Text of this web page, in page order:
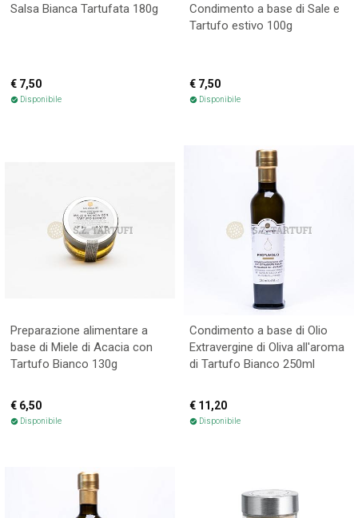
Salsa Bianca Tartufata 180g
€ 7,50
check_circle Disponibile
Condimento a base di Sale e
Tartufo estivo 100g
€ 7,50
check_circle Disponibile
Preparazione alimentare a
base di Miele di Acacia con
Tartufo Bianco 130g
€ 6,50
check_circle Disponibile
Condimento a base di Olio
Extravergine di Oliva all'aroma
di Tartufo Bianco 250ml
€ 11,20
check_circle Disponibile